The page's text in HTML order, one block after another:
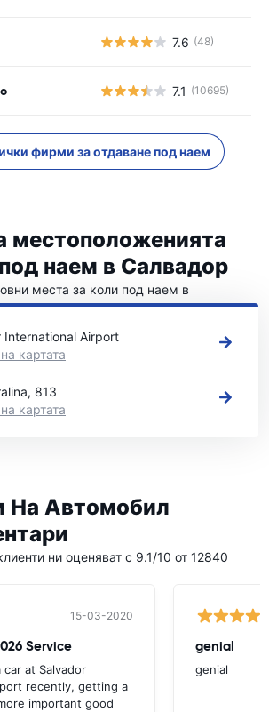
7.6 (48)
7.1 (10695)
фирми за отдаване под наем
местоположенията
наем в Салвадор
места за коли под наем в
International Airport
картата
813
картата
На Автомобил
ни оценяват с 9.1/10 от 12840
15-03-2020
Service
at Salvador
recently, getting a
important good
genial
genial